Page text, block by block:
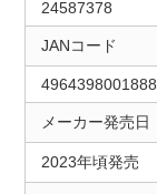
24587378
JANコード
4964398001888
メーカー発売日
2023年頃発売